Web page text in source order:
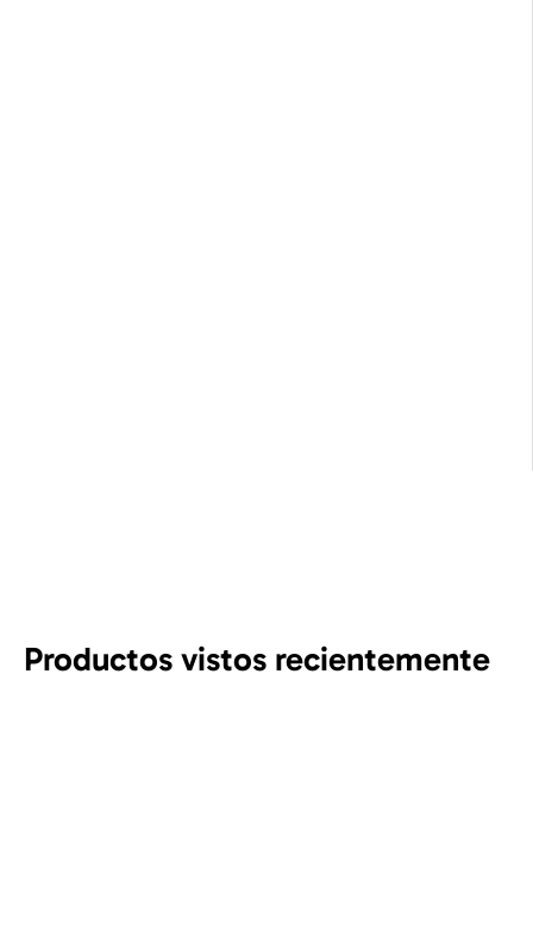
Productos vistos recientemente